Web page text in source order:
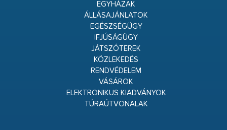
EGYHÁZAK
ÁLLÁSAJÁNLATOK
EGÉSZSÉGÜGY
IFJÚSÁGÜGY
JÁTSZÓTEREK
KÖZLEKEDÉS
RENDVÉDELEM
VÁSÁROK
ELEKTRONIKUS KIADVÁNYOK
TÚRAÚTVONALAK